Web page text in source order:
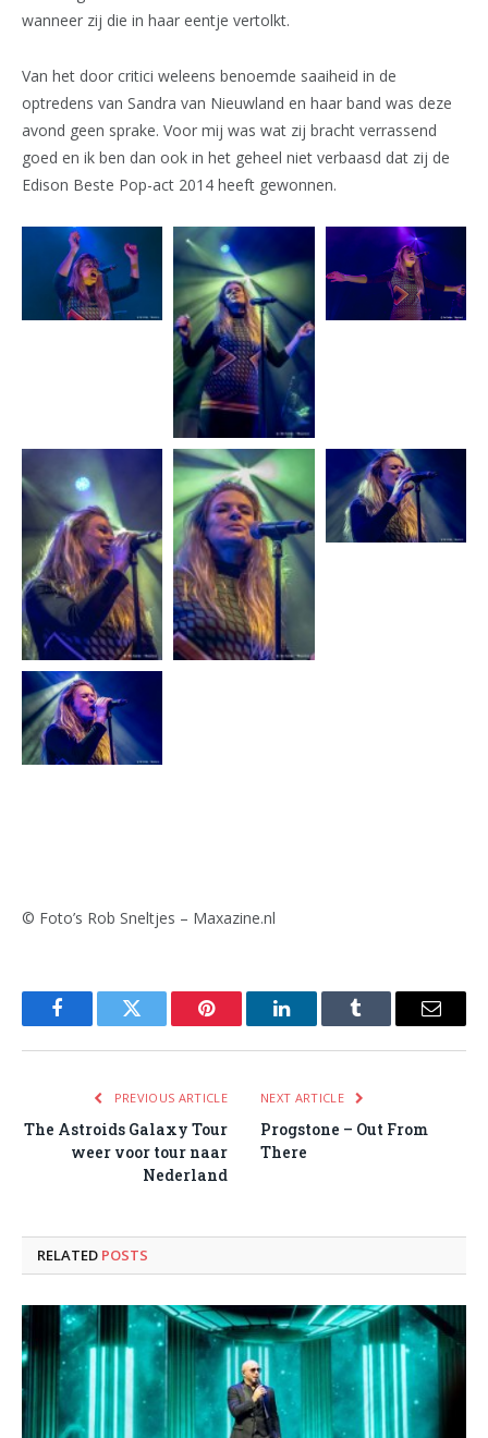
wanneer zij die in haar eentje vertolkt.
Van het door critici weleens benoemde saaiheid in de
optredens van Sandra van Nieuwland en haar band was deze
avond geen sprake. Voor mij was wat zij bracht verrassend
goed en ik ben dan ook in het geheel niet verbaasd dat zij de
Edison Beste Pop-act 2014 heeft gewonnen.
© Foto’s Rob Sneltjes – Maxazine.nl
FacebookTwitter Pinterest LinkedInTumblr Email
PREVIOUS ARTICLE
The Astroids Galaxy Tour
weer voor tour naar
Nederland
NEXT ARTICLE
Progstone – Out From
There
RELATED POSTS